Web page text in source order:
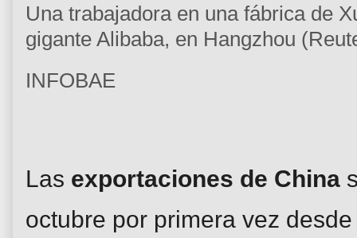
Una trabajadora en una fábrica de
gigante Alibaba, en Hangzhou
INFOBAE
Las exportaciones de China
octubre por primera vez